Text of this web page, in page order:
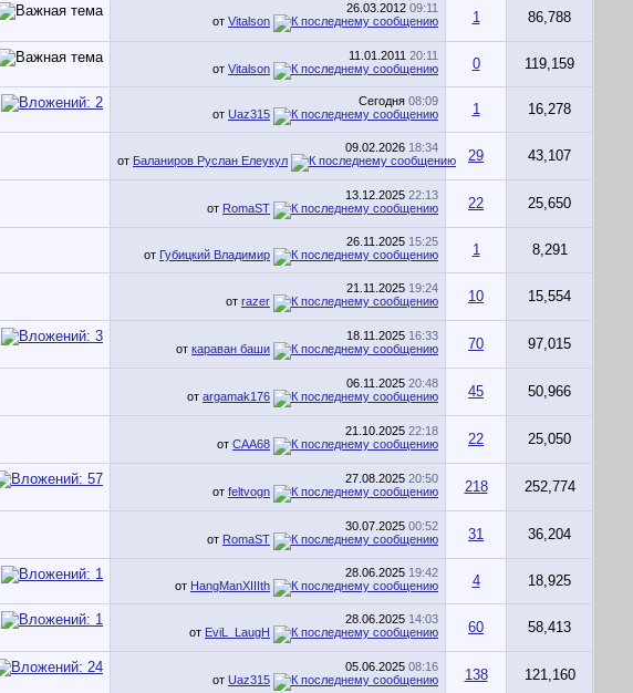
26.03.2012 09:11
от Vitalson 1 86,788
11.01.2011 20:11
от Vitalson 0 119,159
Сегодня 08:09
от Uaz315 1 16,278
09.02.2026 18:34
от Баланиров Руслан Елеукул 29 43,107
13.12.2025 22:13
от RomaST 22 25,650
26.11.2025 15:25
от Губицкий Владимир 1 8,291
21.11.2025 19:24
от razer 10 15,554
18.11.2025 16:33
от караван баши 70 97,015
06.11.2025 20:48
от argamak176 45 50,966
21.10.2025 22:18
от CAA68 22 25,050
27.08.2025 20:50
от feltvogn 218 252,774
30.07.2025 00:52
от RomaST 31 36,204
28.06.2025 19:42
от HangManXIIIth 4 18,925
28.06.2025 14:03
от EviL_LaugH 60 58,413
05.06.2025 08:16
от Uaz315 138 121,160